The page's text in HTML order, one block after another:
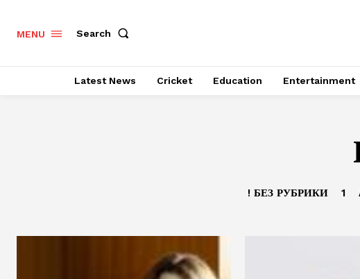
MENU Search
Latest News Cricket Education Entertainment
! БЕЗ РУБРИКИ 1